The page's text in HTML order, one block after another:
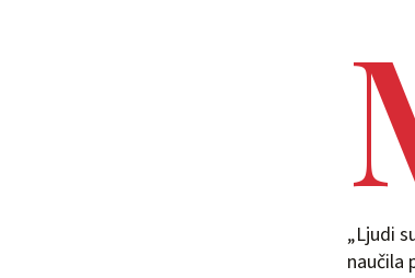
„Ljudi
naučila